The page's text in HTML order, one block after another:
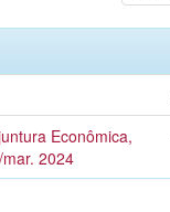
Econômica,
2024